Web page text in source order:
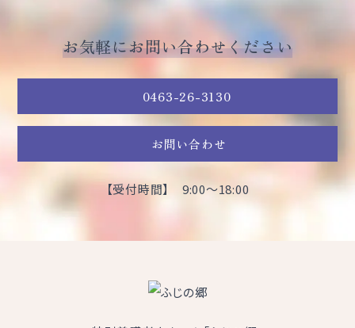
お気軽にお問い合わせください
0463-26-3130
お問い合わせ
【受付時間】 9:00～18:00